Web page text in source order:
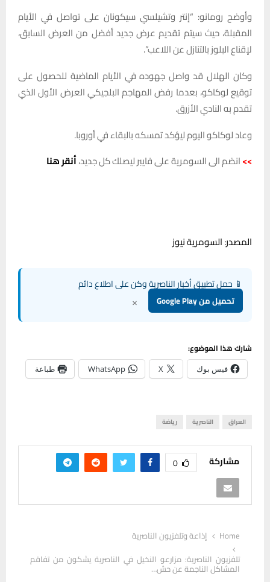
وأوضح رومانو: “إنتر وتشيلسي سيكونان على تواصل في الأيام
المقبلة، حيث سيتم تقديم عرض جديد أفضل من العرض السابق،
لإقناع البلوز بالتنازل عن اللاعب”.
وكان الهلال قد واصل جهوده في الأيام الماضية للحصول على
توقيع لوكاكو، بعدما رفض المهاجم البلجيكي العرض الأول الذي
تقدم به النادي الأزرق.
وعاد لوكاكو اليوم ليؤكد تمسكه بالبقاء في أوروبا.
>>انضم الى السومرية على فايبر ليصلك كل جديد،أنقر هنا
المصدر: السومرية نيوز
📱 حمل تطبيق أخبار الناصرية وكن على اطلاع دائم
تحميل من Google Play ×
شارك هذا الموضوع:
فيس بوك X
WhatsApp طباعة
العراق الناصرية رياضة
مشاركة 0
Home
إذاعة وتلفزيون الناصرية
تلفزيون الناصرية: مزارعو النخيل في الناصرية يشكون من تفاقم
المشاكل الناجمة عن حش…